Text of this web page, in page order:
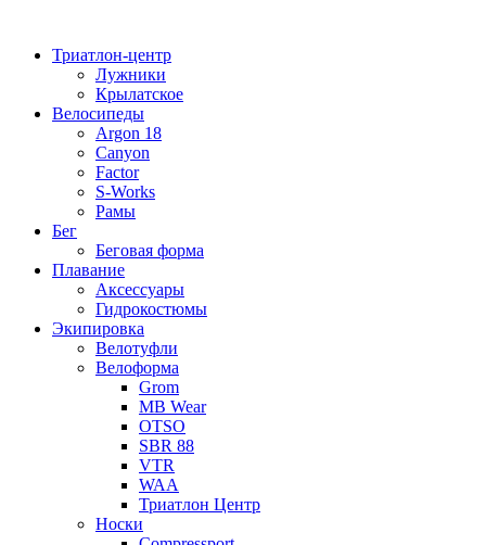
содержимому
Триатлон-центр
Лужники
Крылатское
Велосипеды
Argon 18
Canyon
Factor
S-Works
Рамы
Бег
Беговая форма
Плавание
Аксессуары
Гидрокостюмы
Экипировка
Велотуфли
Велоформа
Grom
MB Wear
OTSO
SBR 88
VTR
WAA
Триатлон Центр
Носки